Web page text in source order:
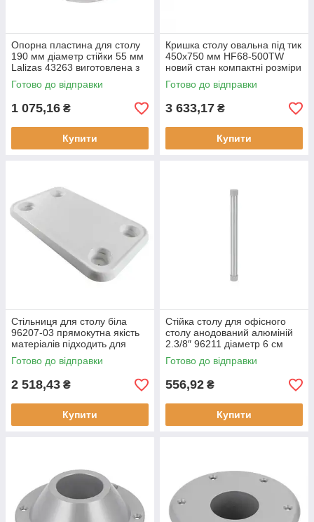
Опорна пластина для столу
190 мм діаметр стійки 55 мм
Lalizas 43263 виготовлена з
міцного пластику
Готово до відправки
1 075,16 ₴
Купити
Кришка столу овальна під тик
450x750 мм HF68-500TW
новий стан компактні розміри
450x750 мм
Готово до відправки
3 633,17 ₴
Купити
Стільниця для столу біла
96207-03 прямокутна якість
матеріалів підходить для
кухні та офісу
Готово до відправки
2 518,43 ₴
Купити
Стійка столу для офісного
столу анодований алюміній
2.3/8″ 96211 діаметр 6 см
легкий монтаж
Готово до відправки
556,92 ₴
Купити